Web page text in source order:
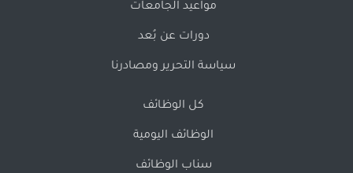
مواعيد الجامعات
دورات عن بُعد
سياسة التحرير ومصادرنا
كل الوظائف
الوظائف اليومية
سناب الوظائف